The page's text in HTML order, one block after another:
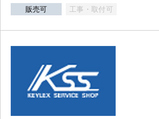
販売可 工事・取付可